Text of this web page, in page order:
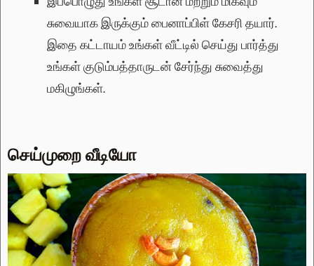
சுவையாக இருக்கும் பைனாப்பிள் கேசரி தயார்.
இதை கட்டாயம் உங்கள் வீட்டில் செய்து பார்த்து
உங்கள் குடும்பத்தாருடன் சேர்ந்து சுவைத்து
மகிழுங்கள்.
செய்முறை வீடியோ